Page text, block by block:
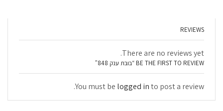
REVIEWS
There are no reviews yet.
BE THE FIRST TO REVIEW “בובת ענק 848”
You must be logged into post a review.